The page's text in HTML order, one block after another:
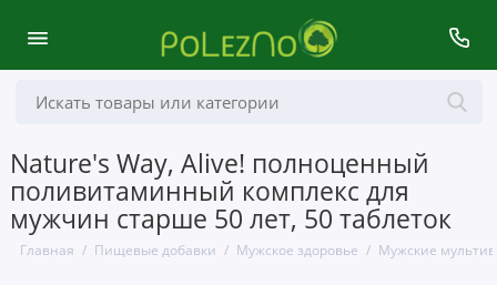
Nature's Way, Alive! полноценный
поливитаминный комплекс для
мужчин старше 50 лет, 50 таблеток
Главная Пищевые добавки Мужское здоровье Мужские